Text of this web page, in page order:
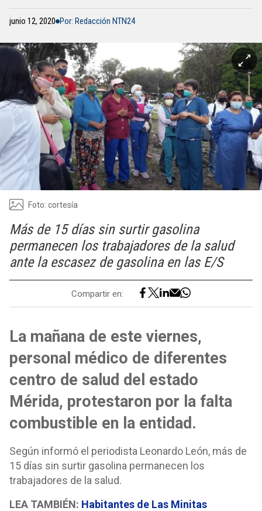
junio 12, 2020 Por: Redacción NTN24
Foto: cortesía
Más de 15 días sin surtir gasolina
permanecen los trabajadores de la salud
ante la escasez de gasolina en las E/S
Compartir en:
La mañana de este viernes,
personal médico de diferentes
centro de salud del estado
Mérida, protestaron por la falta
combustible en la entidad.
Según informó el periodista Leonardo León, más de
15 días sin surtir gasolina permanecen los
trabajadores de la salud.
LEA TAMBIÉN: Habitantes de Las Minitas